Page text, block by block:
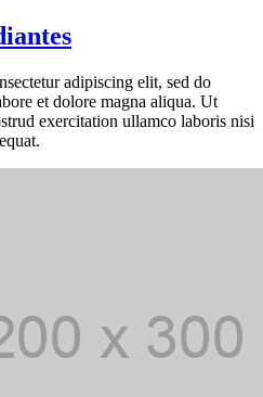
adipiscing elit, sed do
et dolore magna aliqua. Ut
exercitation ullamco laboris nisi